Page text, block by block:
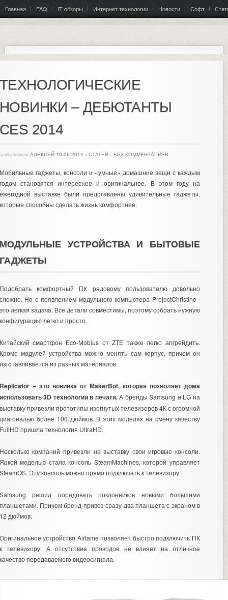
Главная FAQ IT обзоры Интернет технологии Новости Софт
– ДЕБЮТАНТЫ
2014
АЛЕКСЕЙ 10.06.2014 в СТАТЬИ с БЕЗ КОММЕНТАРИЕВ
гаджеты, консоли и «умные» домашние вещи с каждым
становятся интереснее и оригинальнее. В этом году на
выставке были представлены удивительные гаджеты,
способны сделать жизнь комфортнее.
УСТРОЙСТВА И БЫТОВЫЕ
комфортный ПК рядовому пользователю довольно
Но с появлением модульного компьютера ProjectChristine–
легкая задача. Все детали совместимы, поэтому собрать нужную
легко и просто.
смартфон Eco-Mobius от ZTE также легко апгрейдить.
модулей устройства можно менять сам корпус, причем он
из разных материалов.
– это новинка от MakerBot, которая позволяет дома
3D технологии в печати.А бренды Samsung и LG на
привезли прототипы изогнутых телевизоров 4К с огромной
более 100 дюймов. В этих моделях на смену качеству
пришла технология UltraHD.
компаний привезли на выставку свои игровые консоли.
моделью стала консоль SteamMachines, которой управляет
Эту консоль можно прямо подключать к телевизору.
решил порадовать поклонников новыми большими
Причем бренд привез сразу два планшета с экраном в
дюймов.
устройство Airtame позволяет быстро подключить ПК
телевизору. А отсутствие проводов не влияет на отличное
передаваемого видеосигнала.